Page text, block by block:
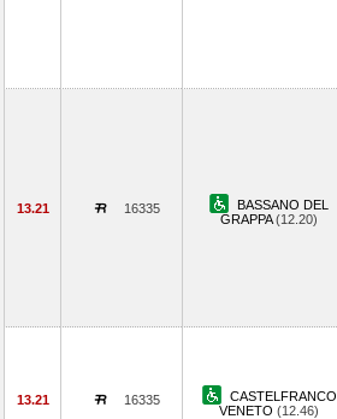
13.21 16335
BASSANO DEL
GRAPPA(12.20)
13.21 16335
CASTELFRANCO
VENETO (12.46)